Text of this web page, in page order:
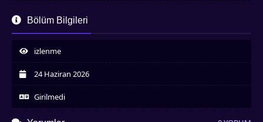
İzledim
İzledim
1. Sezon 10. Bölüm
İzledim
İzledim
İzledim
Bölüm Bilgileri
izlenme
24 Haziran 2026
Girilmedi